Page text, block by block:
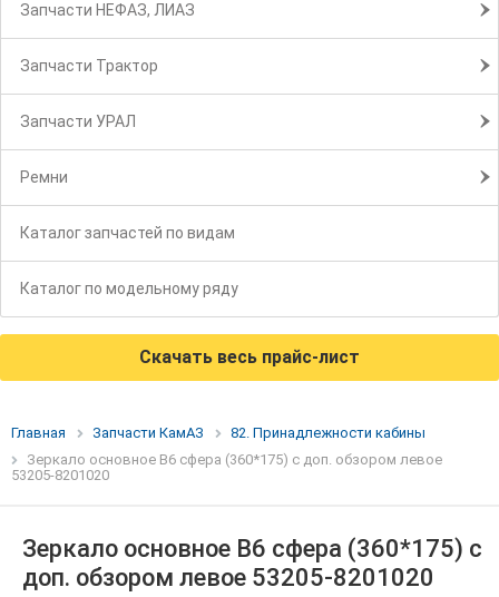
Запчасти НЕФАЗ, ЛИАЗ
Запчасти Трактор
Запчасти УРАЛ
Ремни
Каталог запчастей по видам
Каталог по модельному ряду
Скачать весь прайс-лист
Главная Запчасти КамАЗ
82. Принадлежности кабины
Зеркало основное В6 сфера (360*175) с доп. обзором левое
53205-8201020
Зеркало основное В6 сфера (360*175) с
доп. обзором левое 53205-8201020